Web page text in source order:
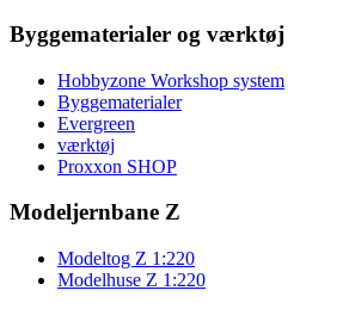
Byggematerialer og værktøj
Hobbyzone Workshop system
Byggematerialer
Evergreen
værktøj
Proxxon SHOP
Modeljernbane Z
Modeltog Z 1:220
Modelhuse Z 1:220